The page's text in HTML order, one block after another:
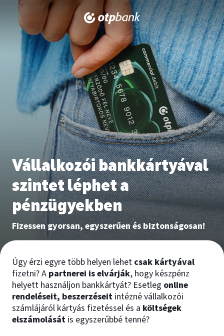
Vállalkozói bankkártyával
szintet léphet a
pénzügyekben
Fizessen gyorsan, egyszerűen és biztonságosan!
Úgy érzi egyre több helyen lehet csak kártyával
fizetni? A partnerei is elvárják, hogy készpénz
helyett használjon bankkártyát? Esetleg online
rendeléseit, beszerzéseit intézné vállalkozói
számlájáról kártyás fizetéssel és a költségek
elszámolását is egyszerűbbé tenné?